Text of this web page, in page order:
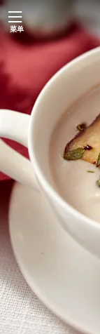
跳
至
容
菜单